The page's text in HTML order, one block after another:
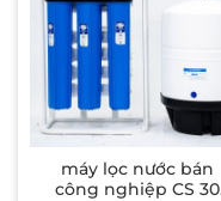
máy lọc nước bán
công nghiệp CS 30